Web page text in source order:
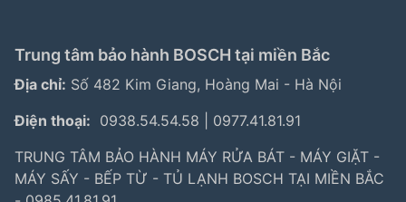
Trung tâm bảo hành BOSCH tại miền Bắc
Địa chỉ: Số 482 Kim Giang, Hoàng Mai - Hà Nội
Điện thoại: 0938.54.54.58
0977.41.81.91
TRUNG TÂM BẢO HÀNH MÁY RỬA BÁT - MÁY GIẶT -
MÁY SẤY - BẾP TỪ - TỦ LẠNH BOSCH TẠI MIỀN BẮC